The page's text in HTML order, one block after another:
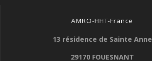
AMRO-HHT-France
13 résidence de Sainte Anne
29170 FOUESNANT